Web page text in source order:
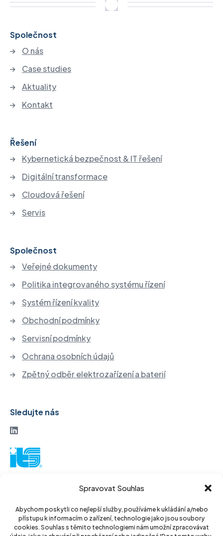
Spravovat Souhlas
Abychom poskytli co nejlepší služby, používáme k ukládání a/nebo
přístupu k informacím o zařízení, technologie jako jsou soubory
cookies. Souhlas s těmito technologiemi nám umožní zpracovávat
Společnost
O nás
Case studies
Aktuality
Kontakt
Řešení
Kybernetická bezpečnost & IT řešení
Digitální transformace
Cloudová řešení
Servis
Společnost
Veřejné dokumenty
Politika integrovaného systému řízení
Systém řízení kvality
Obchodní podmínky
Servisní podmínky
Ochrana osobních údajů
Zpětný odběr elektrozařízení a baterií
Sledujte nás
130 52 Praha3
Czech Republic